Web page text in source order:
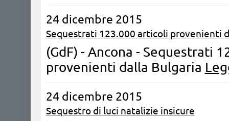
24 dicembre 2015
Sequestrati 123.000 articoli provenienti
(GdF) - Ancona - Sequestrati
provenienti dalla Bulgaria
24 dicembre 2015
Sequestro di luci natalizie insicure